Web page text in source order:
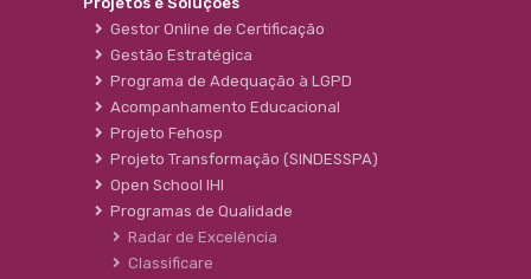
Gestor Online de Certificação
Gestão Estratégica
Programa de Adequação à LGPD
Acompanhamento Educacional
Projeto Fehosp
Projeto Transformação (SINDESSPA)
Open School IHI
Programas de Qualidade
Radar de Excelência
Classificare